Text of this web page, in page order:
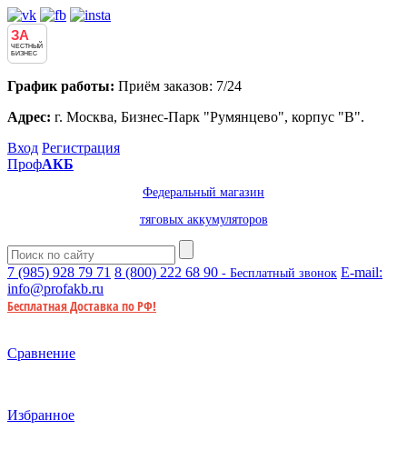
ЗА
ЧЕСТНЫЙ
БИЗНЕС
График работы: Приём заказов: 7/24
Адрес: г. Москва, Бизнес-Парк "Румянцево", корпус "В".
Вход Регистрация
ПрофАКБ
Федеральный магазин
тяговых аккумуляторов
7 (985) 928 79 71 8 (800) 222 68 90 - Бесплатный звонок E-mail:
info@profakb.ru
Бесплатная Доставка по РФ!
Сравнение
Избранное